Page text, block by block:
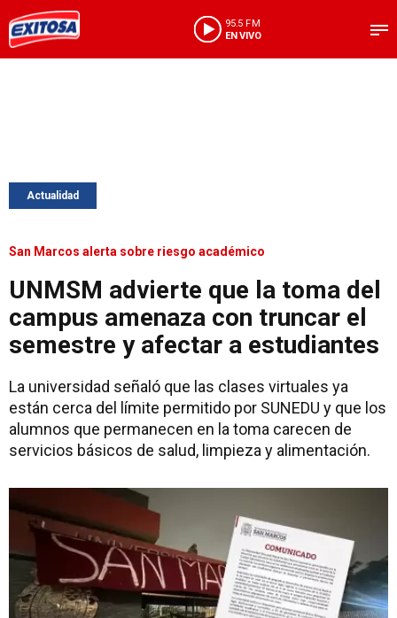
95.5 FM
EN VIVO
Actualidad
San Marcos alerta sobre riesgo académico
UNMSM advierte que la toma del
campus amenaza con truncar el
semestre y afectar a estudiantes
La universidad señaló que las clases virtuales ya
están cerca del límite permitido por SUNEDU y que los
alumnos que permanecen en la toma carecen de
servicios básicos de salud, limpieza y alimentación.